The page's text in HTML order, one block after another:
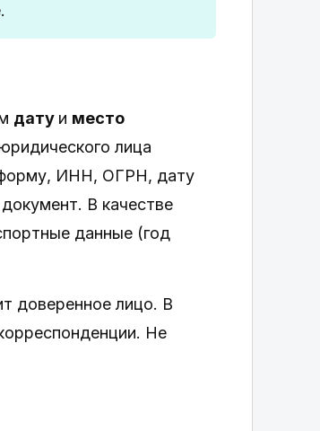
дату и место
лица
форму, ИНН, ОГРН, дату
В качестве
данные (год
доверенное лицо. В
Не